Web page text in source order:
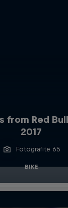
from Red
2017
Fotografitë 65
BIKE